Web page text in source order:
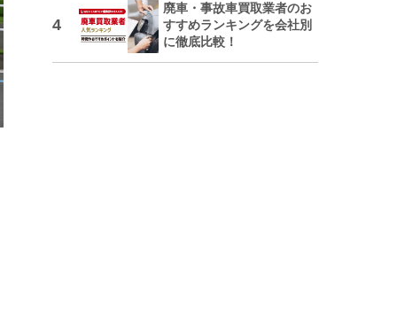
廃車・事故車買取業者のお
すすめランキングを会社別
に徹底比較！